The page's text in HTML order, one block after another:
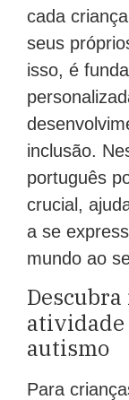
cada
seus
isso, é
inclusão.
português
crucial,
a se
mundo ao
atividade
autismo
Para